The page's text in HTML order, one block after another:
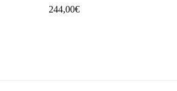
244,00€